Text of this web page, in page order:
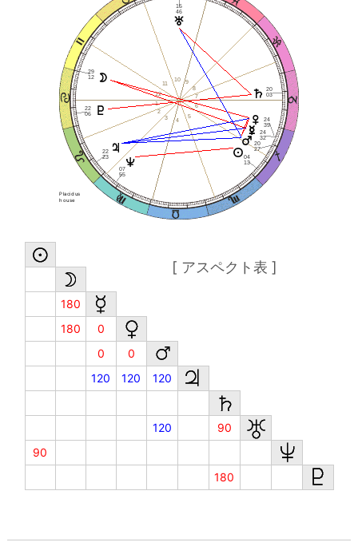
Placidus
house
1
2
3
4
5
6
7
8
9
10
11
12
04
13
29
12
24
32
24
39
20
27
22
23
20
03
15
46
07
55
22
06
[ アスペクト表 ]
180
180
0
0
0
120
120 120
120
90
90
180